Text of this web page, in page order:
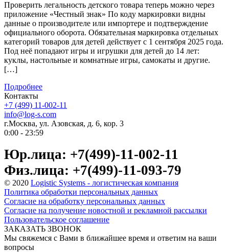
Проверить легальность детского товара теперь можно через
приложение «Честный знак» По коду маркировки видны
данные о производителе или импортере и подтверждение
официального оборота. Обязательная маркировка отдельных
категорий товаров для детей действует с 1 сентября 2025 года.
Под неё попадают игры и игрушки для детей до 14 лет:
куклы, настольные и комнатные игры, самокаты и другие.
[…]
Подробнее
Контакты
+7 (499) 11-002-11
info@log-s.com
г.Москва, ул. Азовская, д. 6, кор. 3
0:00 - 23:59
Юр.лица: +7(499)-11-002-11
Физ.лица: +7(499)-11-093-79
© 2020 Logistic Systems - логистическая компания
Политика обработки персональных данных
Согласие на обработку персональных данных
Согласие на получение новостной и рекламной рассылки
Пользовательское соглашение
ЗАКАЗАТЬ ЗВОНОК
Мы свяжемся с Вами в ближайшее время и ответим на ваши
вопросы